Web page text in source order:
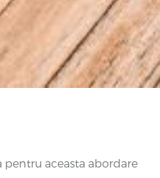
aceasta abordare